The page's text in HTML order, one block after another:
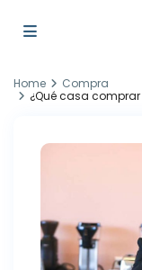
Home
Compra
¿Qué casa